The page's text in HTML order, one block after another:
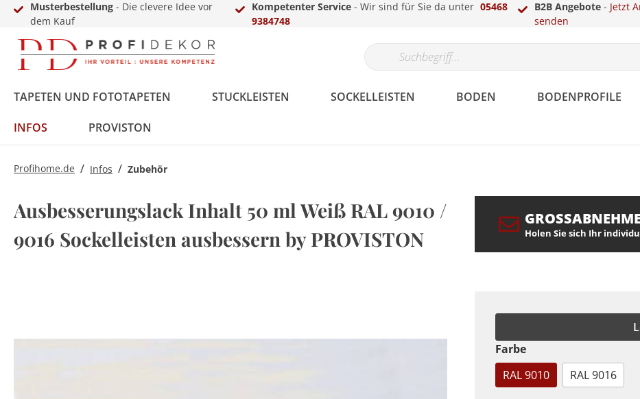
Musterbestellung - Die clevere Idee vor
dem Kauf
Kompetenter Service - Wir sind für Sie da unter 05468
9384748
B2B Angebote- Jetzt
senden
TAPETEN UND FOTOTAPETEN STUCKLEISTEN SOCKELLEISTEN BODEN BODENPROFILE
INFOS PROVISTON
Überstreichbar
Fassade
Berliner /
Hamburger Profil
Teppich
Ausgleichsprofile
Abschlussprofile
Parkettprofile
Treppenkantenprofile
LED Stuckleisten
Profihome.de / Infos / Zubehör
Ausbesserungslack Inhalt 50 ml Weiß RAL 9010 /
9016 Sockelleisten ausbessern by PROVISTON
Holen Sie sich Ihr
Farbe
RAL 9010
RAL 9016